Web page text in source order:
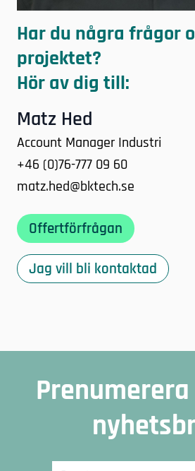
Har du några frågor
projektet?
Hör av dig till:
Matz Hed
Account Manager Industri
+46 (0)76-777 09 60
matz.hed@bktech.se
Offertförfrågan
Jag vill bli kontaktad